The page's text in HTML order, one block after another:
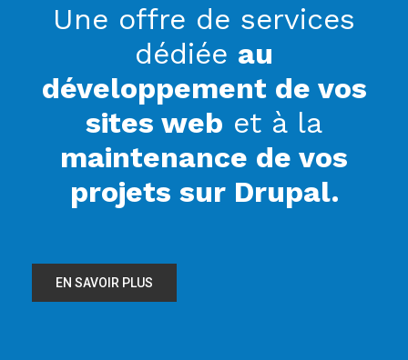
Une offre de services
dédiée au
développement de vos
sites web et à la
maintenance de vos
projets sur Drupal.
EN SAVOIR PLUS